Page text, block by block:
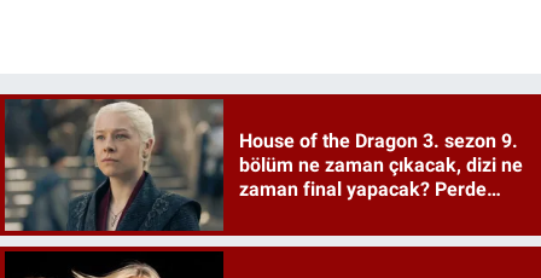
House of the Dragon 3. sezon 9.
bölüm ne zaman çıkacak, dizi ne
zaman final yapacak? Perde